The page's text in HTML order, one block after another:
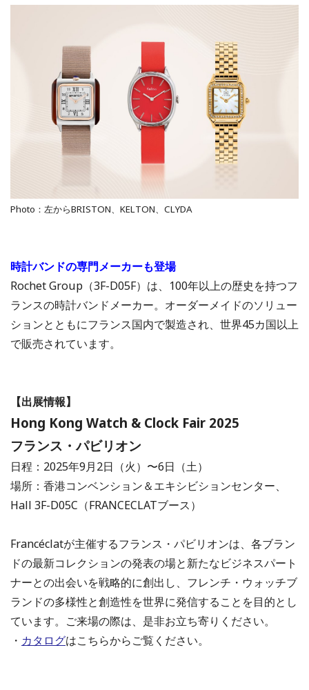
Photo：左からBRISTON、KELTON、CLYDA
時計バンドの専門メーカーも登場
Rochet Group（3F-D05F）は、100年以上の歴史を持つフ
ランスの時計バンドメーカー。オーダーメイドのソリュー
ションとともにフランス国内で製造され、世界45カ国以上
で販売されています。
【出展情報】
Hong Kong Watch & Clock Fair 2025
フランス・パビリオン
日程：2025年9月2日（火）〜6日（土）
場所：香港コンベンション＆エキシビションセンター、
Hall 3F-D05C（FRANCECLATブース）
Francéclatが主催するフランス・パビリオンは、各ブラン
ドの最新コレクションの発表の場と新たなビジネスパート
ナーとの出会いを戦略的に創出し、フレンチ・ウォッチブ
ランドの多様性と創造性を世界に発信することを目的とし
ています。ご来場の際は、是非お立ち寄りください。
・ カタログはこちらからご覧ください。